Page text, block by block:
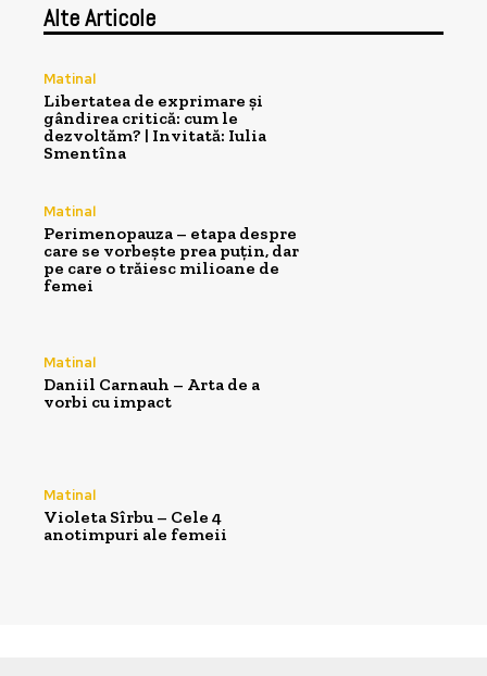
Alte Articole
Matinal
Libertatea de exprimare și
gândirea critică: cum le
dezvoltăm? | Invitată: Iulia
Smentîna
Matinal
Perimenopauza – etapa despre
care se vorbește prea puțin, dar
pe care o trăiesc milioane de
femei
Matinal
Daniil Carnauh – Arta de a
vorbi cu impact
Matinal
Violeta Sîrbu – Cele 4
anotimpuri ale femeii